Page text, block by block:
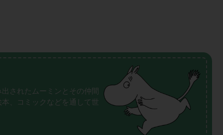
されたムーミンとその仲間
、コミックなどを通して世